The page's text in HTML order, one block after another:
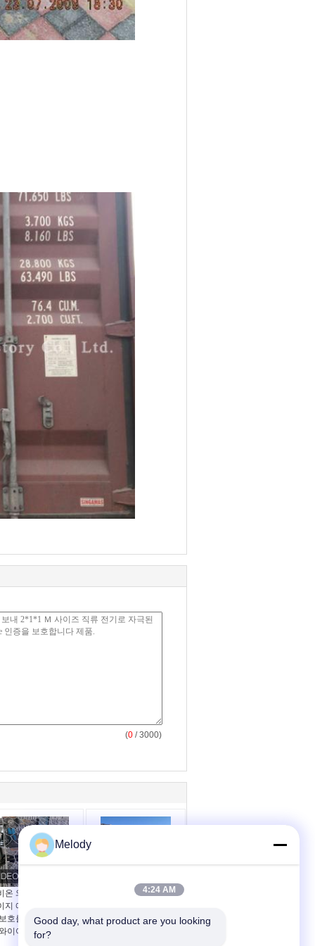
(0 / 3000)
온 와이어 메시 박스
지 에코 친화적인 경
호를 위해 PVC 코
이어
사용하는 바닷물 하에 꼬
코팅된 2x1x1 Ｍ를 바구
Melody
4:24 AM
Good day, what product are you looking
for?